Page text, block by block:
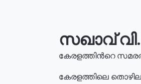
സഖാവ്
കേരളത്തിൻറെ
കേരളത്തിലെ